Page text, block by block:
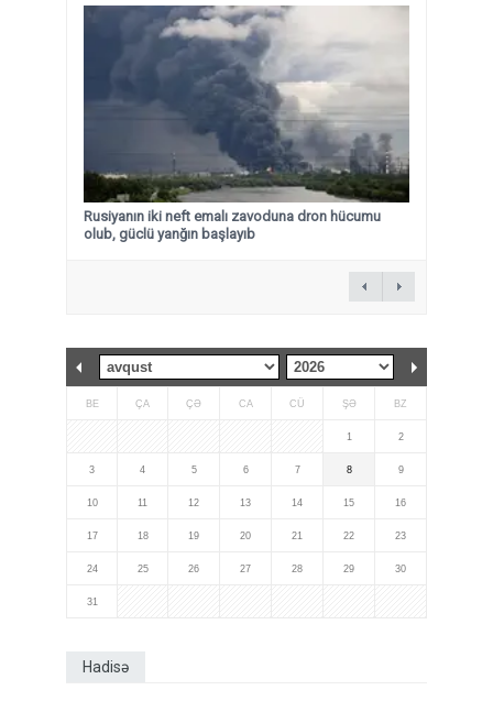
Rusiyanın iki neft emalı zavoduna dron hücumu
olub, güclü yanğın başlayıb
BE ÇA ÇƏ CA CÜ ŞƏ BZ
1 2
3 4 5 6 7 8 9
10 11 12 13 14 15 16
17 18 19 20 21 22 23
24 25 26 27 28 29 30
31
Hadisə